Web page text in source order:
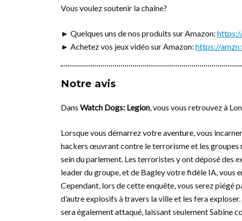
Vous voulez soutenir la chaîne?
► Quelques uns de nos produits sur Amazon:
► Achetez vos jeux vidéo sur Amazon: https://
Notre avis
Dans Watch Dogs: Legion, vous vous retrouvez à
Lorsque vous démarrez votre aventure, vous
hackers œuvrant contre le terrorisme et les groupes
sein du parlement. Les terroristes y ont déposé des
leader du groupe, et de Bagley votre fidèle IA, vous
Cependant, lors de cette enquête, vous serez piégé
d’autre explosifs à travers la ville et les fera
sera également attaqué, laissant seulement Sabine